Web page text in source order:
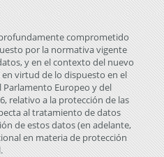
comprometido
por la normativa vigente
y en el contexto del nuevo
virtud de lo dispuesto en el
Parlamento Europeo y del
relativo a la protección de las
al tratamiento de datos
de estos datos (en adelante,
en materia de protección